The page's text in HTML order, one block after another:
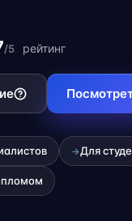
/5 рейтинг
→Для